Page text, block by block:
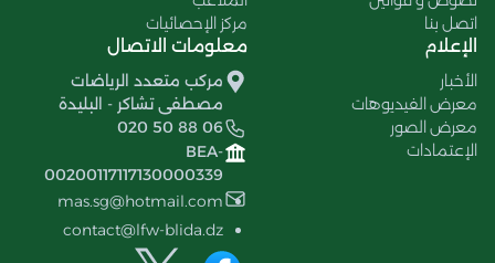
اتصل بنا
مركز الإحصائيات
الإعلام
الأخبار
معرض الفيديوهات
معرض الصور
الإعتمادات
معلومات الاتصال
مركب متعدد الرياضات
مصطفى تشاكر - البليدة
020 50 88 06
BEA-
00200117117130000339
mas.sg@hotmail.com
contact@lfw-blida.dz